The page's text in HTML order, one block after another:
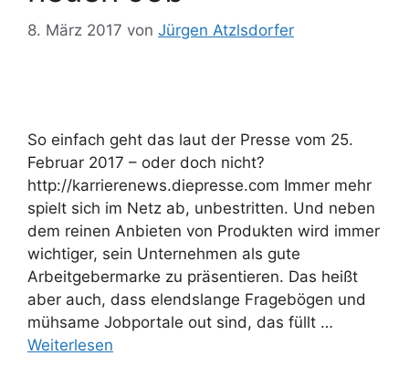
8. März 2017 von Jürgen Atzlsdorfer
So einfach geht das laut der Presse vom 25.
Februar 2017 – oder doch nicht?
http://karrierenews.diepresse.com Immer mehr
spielt sich im Netz ab, unbestritten. Und neben
dem reinen Anbieten von Produkten wird immer
wichtiger, sein Unternehmen als gute
Arbeitgebermarke zu präsentieren. Das heißt
aber auch, dass elendslange Fragebögen und
mühsame Jobportale out sind, das füllt …
Weiterlesen